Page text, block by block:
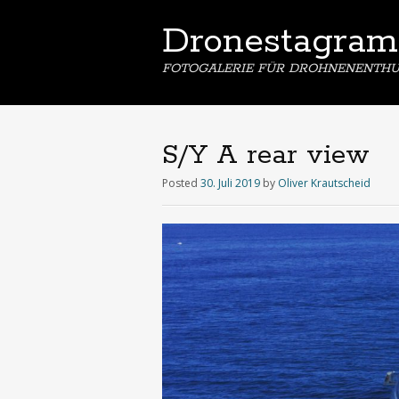
Dronestagram
FOTOGALERIE FÜR
S/Y A rear view
Posted 30. Juli 2019 by Oliver Krautscheid